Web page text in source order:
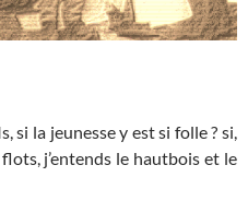
si la jeunesse y est si folle ? si,
j’entends le hautbois et le